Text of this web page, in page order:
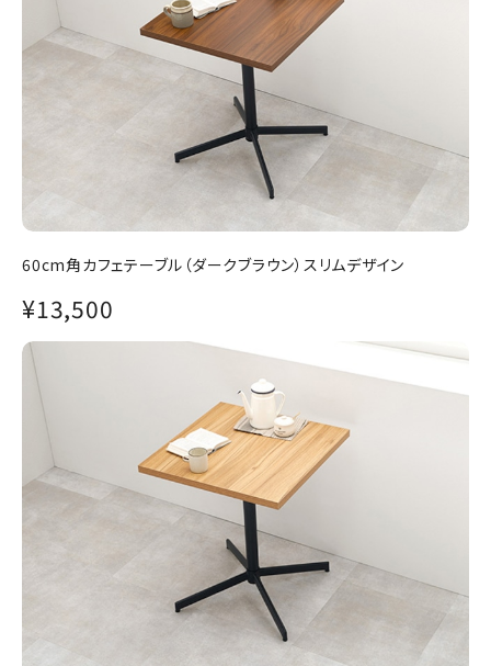
60cm角カフェテーブル（ダークブラウン）スリムデザイン
¥13,500